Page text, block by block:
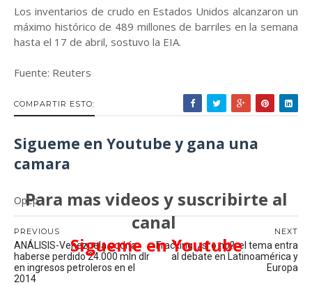
Los inventarios de crudo en Estados Unidos alcanzaron un
máximo histórico de 489 millones de barriles en la semana
hasta el 17 de abril, sostuvo la EIA.
Fuente: Reuters
COMPARTIR ESTO:
Sigueme en Youtube y gana una
camara
Para mas videos y suscribirte al
canal
Sigueme en Youtube
Opep
NEXT
Fracking: ¿sí o no?: el tema entra
al debate en Latinoamérica y
Europa
PREVIOUS
ANÁLISIS-Venezuela podría
haberse perdido 24.000 mln dlr
en ingresos petroleros en el
2014